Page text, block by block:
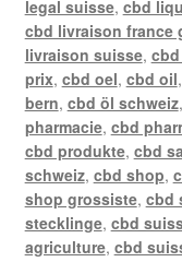
legal suisse, cbd
cbd livraison france
livraison suisse,
prix, cbd oel, cbd oil,
bern, cbd öl schweiz,
pharmacie, cbd
cbd produkte, cbd
schweiz, cbd shop,
shop grossiste, cbd
stecklinge, cbd
agriculture, cbd